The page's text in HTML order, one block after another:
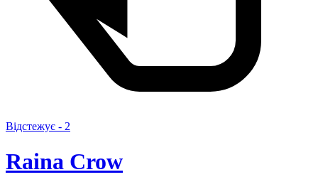
Відстежує - 2
Raina Crow